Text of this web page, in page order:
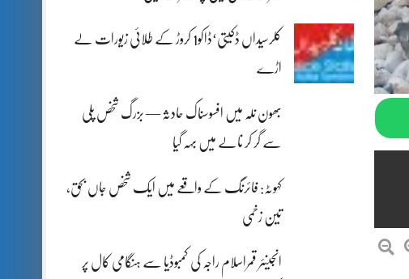
کلرسیداں ڈکیتی‘ڈاکو1 کروڑ کے طلائی زیورات لے
اڑے
بھون نلہ میں افسوسناک حادثہ — بزرگ شخص پلی
سے گر کر نالے میں بہہ گیا
کہوٹہ: فائرنگ کے واقعے میں ایک شخص جاں بحق،
تین زخمی
انجینئر قمراسلام راجہ کی کمبوڈیا سے ہنگامی کال پر